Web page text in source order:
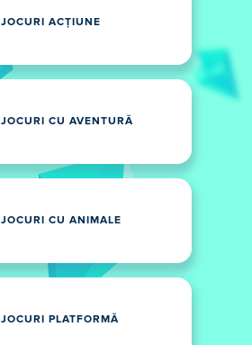
JOCURI ACȚIUNE
JOCURI CU AVENTURĂ
JOCURI CU ANIMALE
JOCURI PLATFORMĂ